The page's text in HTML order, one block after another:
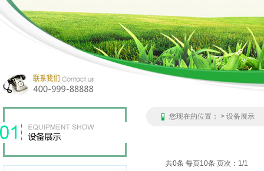
共0条 每页10条 页次：1/1
您现在的位置： > 设备展示